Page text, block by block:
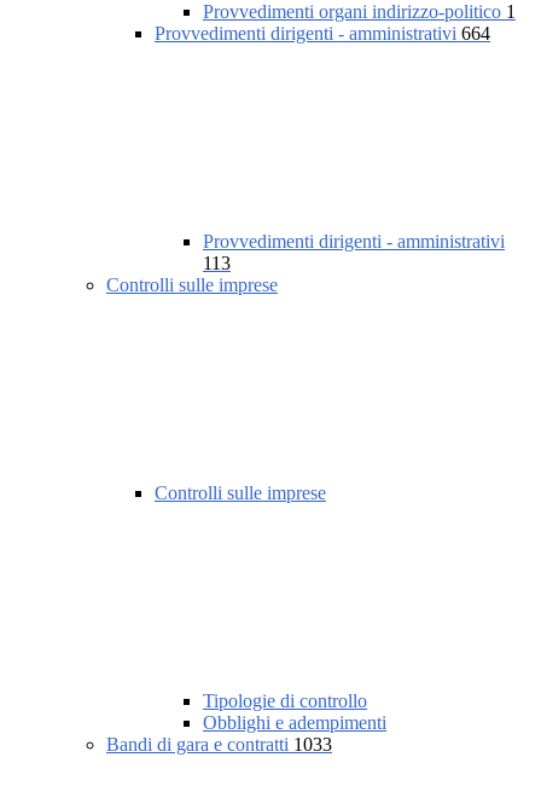
Provvedimenti organi indirizzo-politico 1
Provvedimenti dirigenti - amministrativi 664
Provvedimenti dirigenti - amministrativi
113
Controlli sulle imprese
Controlli sulle imprese
Tipologie di controllo
Obblighi e adempimenti
Bandi di gara e contratti 1033